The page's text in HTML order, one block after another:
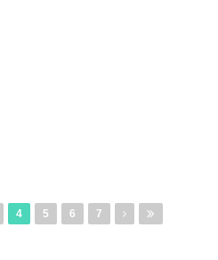
4 5 6 7